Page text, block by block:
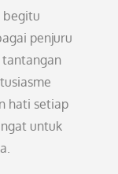
begitu
penjuru
tantangan
hati setiap
untuk